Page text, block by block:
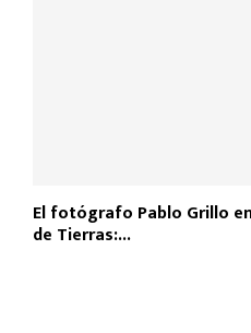
El fotógrafo Pablo Grillo
de Tierras:...